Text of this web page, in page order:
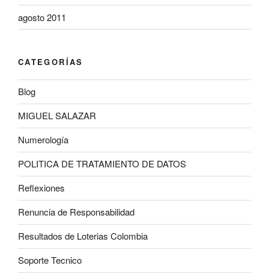
agosto 2011
CATEGORÍAS
Blog
MIGUEL SALAZAR
Numerología
POLITICA DE TRATAMIENTO DE DATOS
Reflexiones
Renuncia de Responsabilidad
Resultados de Loterias Colombia
Soporte Tecnico